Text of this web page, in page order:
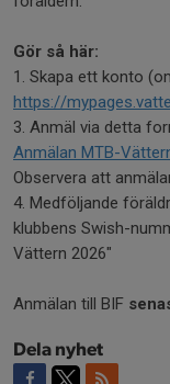
Gör så här:
1. Skapa ett konto
https://
3. Anmäl via detta
Anmälan MTB-
Observera att
4. Medföljande
klubbens Swish-
Vättern 2026"
Anmälan till BIF
Dela nyhet